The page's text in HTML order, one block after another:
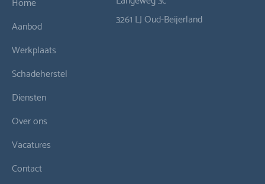
Aanbod
Werkplaats
Schadeherstel
Diensten
Over ons
Vacatures
Contact
3261 LJ Oud-Beijerland